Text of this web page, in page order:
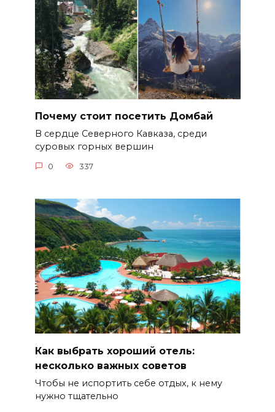
Почему стоит посетить Домбай
В сердце Северного Кавказа, среди
суровых горных вершин
0 337
Как выбрать хороший отель:
несколько важных советов
Чтобы не испортить себе отдых, к нему
нужно тщательно